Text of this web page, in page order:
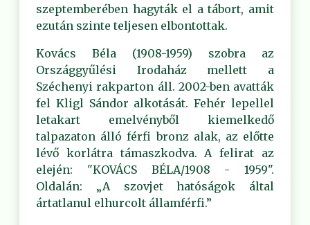
szeptemberében hagyták el a tábort, amit
ezután szinte teljesen elbontottak.
Kovács Béla (1908-1959) szobra az
Országgyűlési Irodaház mellett a
Széchenyi rakparton áll. 2002-ben avatták
fel Kligl Sándor alkotását. Fehér lepellel
letakart emelvényből kiemelkedő
talpazaton álló férfi bronz alak, az előtte
lévő korlátra támaszkodva. A felirat az
elején: "KOVÁCS BÉLA/1908 - 1959".
Oldalán: „A szovjet hatóságok által
ártatlanul elhurcolt államférfi.”